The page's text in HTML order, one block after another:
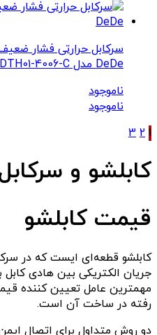
DeDe مدل DTH01-4006-C
ناموجود
ناموجود
1
2
3
کابلشو و
قیمت کابلشو
کابلشو قطعه‌ای ایست که در
جریان الکتریکی بین هادی کابل
مهمترین عامل تعیین کننده
رفته در ساخت آن است.
دو روش متداول برای اتصال